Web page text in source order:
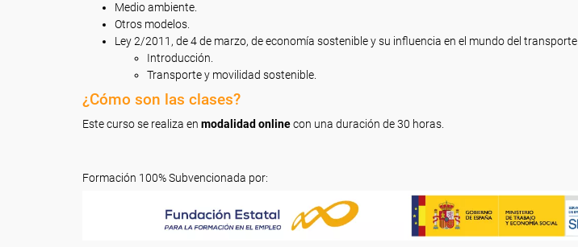
Medio ambiente.
Otros modelos.
Ley 2/2011, de 4 de marzo, de economía sostenible y su influencia en el mundo del transporte.
Introducción.
Transporte y movilidad sostenible.
¿Cómo son las clases?
Este curso se realiza en modalidad onlinecon una duración de 30 horas.
Formación 100% Subvencionada por: